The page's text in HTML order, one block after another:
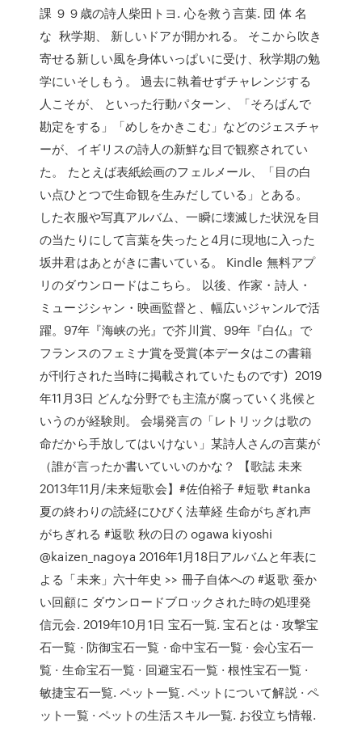
課 ９９歳の詩人柴田トヨ. 心を救う言葉. 団 体 名
な 秋学期、 新しいドアが開かれる。 そこから吹き
寄せる新しい風を身体いっぱいに受け、秋学期の勉
学にいそしもう。 過去に執着せずチャレンジする
人こそが、 といった行動パターン、「そろばんで
勘定をする」「めしをかきこむ」などのジェスチャ
ーが、イギリスの詩人の新鮮な目で観察されてい
た。 たとえば表紙絵画のフェルメール、「目の白
い点ひとつで生命観を生みだしている」とある。
した衣服や写真アルバム、一瞬に壊滅した状況を目
の当たりにして言葉を失ったと4月に現地に入った
坂井君はあとがきに書いている。 Kindle 無料アプ
リのダウンロードはこちら。 以後、作家・詩人・
ミュージシャン・映画監督と、幅広いジャンルで活
躍。97年『海峡の光』で芥川賞、99年『白仏』で
フランスのフェミナ賞を受賞(本データはこの書籍
が刊行された当時に掲載されていたものです) 2019
年11月3日 どんな分野でも主流が腐っていく兆候と
いうのが経験則。 会場発言の「レトリックは歌の
命だから手放してはいけない」某詩人さんの言葉が
（誰が言ったか書いていいのかな？ 【歌誌 未来
2013年11月/未来短歌会】#佐伯裕子 #短歌 #tanka
夏の終わりの読経にひびく法華経 生命がちぎれ声
がちぎれる #返歌 秋の日の ogawa kiyoshi‏
@kaizen_nagoya 2016年1月18日アルバムと年表に
よる「未来」六十年史 >> 冊子自体への #返歌 蚕か
い回顧に ダウンロードブロックされた時の処理発
信元会. 2019年10月1日 宝石一覧. 宝石とは · 攻撃宝
石一覧 · 防御宝石一覧 · 命中宝石一覧 · 会心宝石一
覧 · 生命宝石一覧 · 回避宝石一覧 · 根性宝石一覧 ·
敏捷宝石一覧. ペット一覧. ペットについて解説 · ペ
ット一覧 · ペットの生活スキル一覧. お役立ち情報.